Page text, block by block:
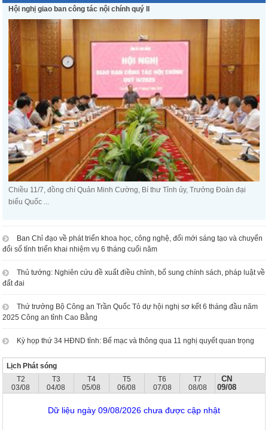
Hội nghị giao ban công tác nội chính quý II
Chiều 11/7, đồng chí Quản Minh Cường, Bí thư Tỉnh ủy, Trưởng Đoàn đại
biểu Quốc ...
Ban Chỉ đạo về phát triển khoa học, công nghệ, đổi mới sáng tạo và chuyển
đổi số tỉnh triển khai nhiệm vụ 6 tháng cuối năm
Thủ tướng: Nghiên cứu đề xuất điều chỉnh, bổ sung chính sách, pháp luật về
đất đai
Thứ trưởng Bộ Công an Trần Quốc Tỏ dự hội nghị sơ kết 6 tháng đầu năm
2025 Công an tỉnh Cao Bằng
Kỳ họp thứ 34 HĐND tỉnh: Bế mạc và thông qua 11 nghị quyết quan trọng
Lịch Phát sóng
T2
03/08
T3
04/08
T4
05/08
T5
06/08
T6
07/08
T7
08/08
CN
09/08
Dữ liệu ngày 09/08/2026 chưa được cập nhật